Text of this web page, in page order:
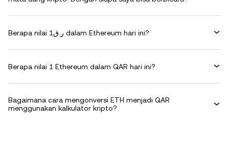
Berapa nilai ر.ق1 dalam Ethereum hari ini?
Berapa nilai 1 Ethereum dalam QAR hari ini?
Bagaimana cara mengonversi ETH menjadi QAR
menggunakan kalkulator kripto?